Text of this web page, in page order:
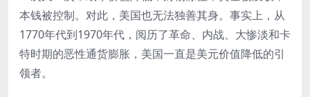
本钱被控制。对此，美国也无法独善其身。事实上，从
1770年代到1970年代，阅历了革命、内战、大惨淡和卡
特时期的恶性通货膨胀，美国一直是美元价值降低的引
领者。